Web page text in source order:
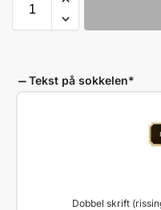
Tekst på sokkelen*
Dobbel skrift